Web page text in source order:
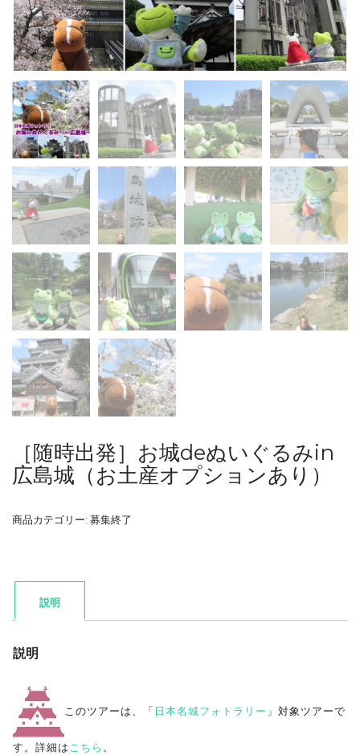
［随時出発］お城deぬいぐるみin
広島城（お土産オプションあり）
商品カテゴリー: 募集終了
説明
説明
このツアーは、「 日本名城フォトラリー 」対象ツアーで
す。詳細は こちら 。